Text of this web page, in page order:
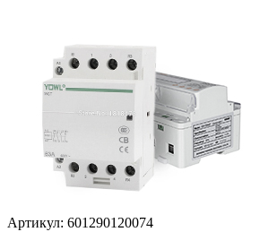
Артикул: 601290120074